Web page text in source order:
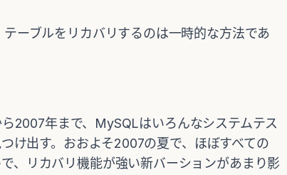
ーブルをリカバリするのは一時的な方法であ
2007年まで、MySQLはいろんなシステムテス
け出す。おおよそ2007の夏で、ほぼすべての
、リカバリ機能が強い新バーションがあまり影